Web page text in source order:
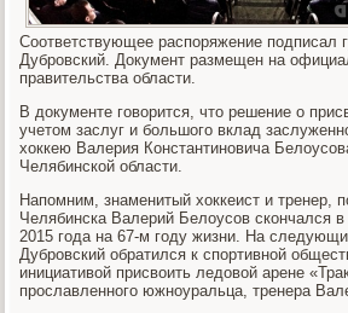
Соответствующее распоряжение подписал
Дубровский. Документ размещен на
правительства области.
В документе говорится, что решение о
учетом заслуг и большого вклад
хоккею Валерия Константиновича
Челябинской области.
Напомним, знаменитый хоккеист и тренер,
Челябинска Валерий Белоусов скончался
2015 года на 67-м году жизни. На
Дубровский обратился к спортивной
инициативой присвоить ледовой арене
прославленного южноуральца, тренера